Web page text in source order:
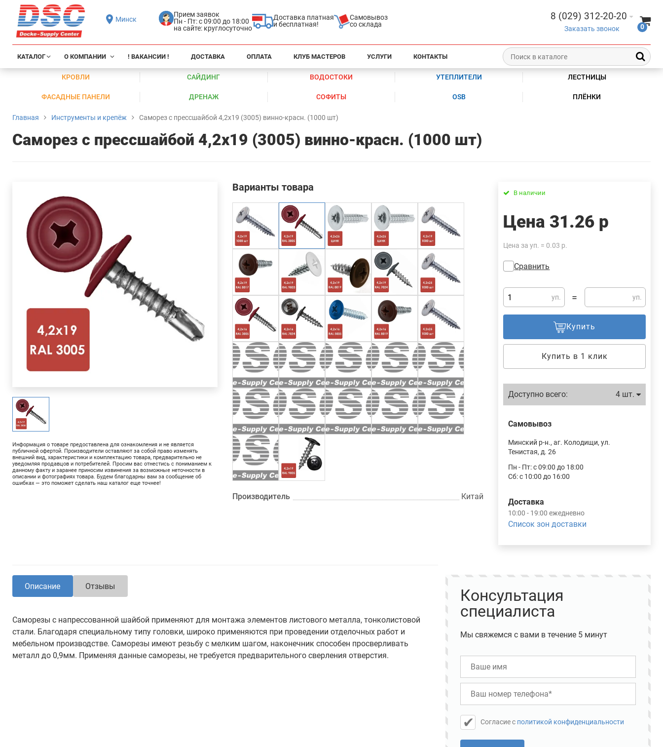
Минск
Прием заявок
Пн - Пт: с 09:00 до 18:00
на сайте: круглосуточно
Доставка платная
и бесплатная!
Самовывоз
со склада
8 (029) 312-20-20
Заказать звонок 0
КАТАЛОГ О КОМПАНИИ ! ВАКАНСИИ ! ДОСТАВКА ОПЛАТА КЛУБ МАСТЕРОВ УСЛУГИ КОНТАКТЫ
КРОВЛИ САЙДИНГ ВОДОСТОКИ УТЕПЛИТЕЛИ ЛЕСТНИЦЫ
ФАСАДНЫЕ ПАНЕЛИ ДРЕНАЖ СОФИТЫ OSB ПЛЁНКИ
Главная Инструменты и крепёж Саморез с прессшайбой 4,2х19 (3005) винно-красн. (1000 шт)
Саморез с прессшайбой 4,2х19 (3005) винно-красн. (1000 шт)
Информация о товаре предоставлена для ознакомления и не является
публичной офертой. Производители оставляют за собой право изменять
внешний вид, характеристики и комплектацию товара, предварительно не
уведомляя продавцов и потребителей. Просим вас отнестись с пониманием к
данному факту и заранее приносим извинения за возможные неточности в
описании и фотографиях товара. Будем благодарны вам за сообщение об
ошибках — это поможет сделать наш каталог еще точнее!
Варианты товара
Производитель Китай
В наличии
Цена31.26 р
Цена за уп. = 0.03 р.
Сравнить
уп. = уп.
Купить
Купить в 1 клик
Доступно всего: 4 шт.
Самовывоз
Минский р-н., аг. Колодищи, ул.
Тенистая, д. 26
Пн - Пт: с 09:00 до 18:00
Сб: с 10:00 до 16:00
Доставка
10:00 - 19:00 ежедневно
Список зон доставки
Описание Отзывы
Саморезы с напрессованной шайбой применяют для монтажа элементов листового металла, тонколистовой
стали. Благодаря специальному типу головки, широко применяются при проведении отделочных работ и
мебельном производстве. Саморезы имеют резьбу с мелким шагом, наконечник способен просверливать
металл до 0,9мм. Применяя данные саморезы, не требуется предварительного сверления отверстия.
Консультация
специалиста
Мы свяжемся с вами в течение 5 минут
Cогласие с политикой конфиденциальности